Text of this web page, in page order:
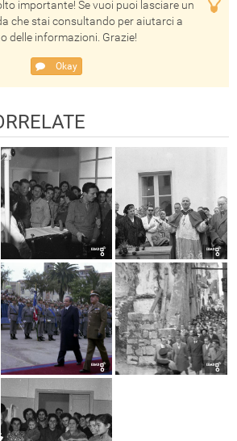
importante! Se vuoi puoi lasciare un
che stai consultando per aiutarci a
delle informazioni. Grazie!
Okay